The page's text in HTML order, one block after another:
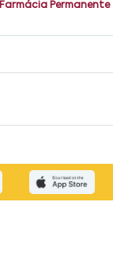
Farmácia Permanente